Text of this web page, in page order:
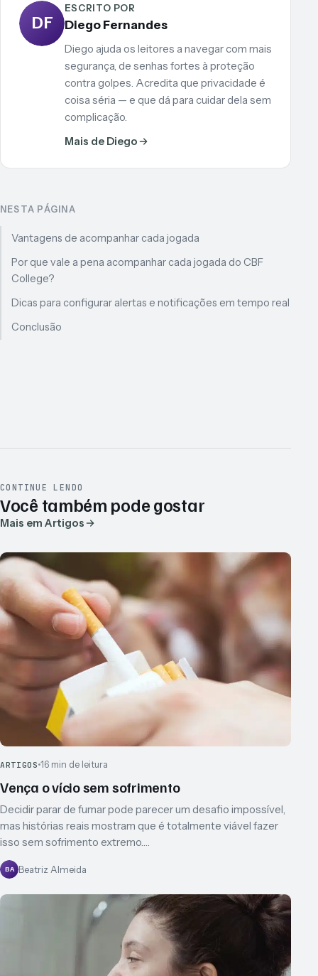
DF
ESCRITO POR
Diego Fernandes
Diego ajuda os leitores a navegar com mais
segurança, de senhas fortes à proteção
contra golpes. Acredita que privacidade é
coisa séria — e que dá para cuidar dela sem
complicação.
Mais de Diego
NESTA PÁGINA
Vantagens de acompanhar cada jogada
Por que vale a pena acompanhar cada jogada do CBF
College?
Dicas para configurar alertas e notificações em tempo real
Conclusão
CONTINUE LENDO
Você também pode gostar
Mais em Artigos
ARTIGOS 16 min de leitura
Vença o vício sem sofrimento
Decidir parar de fumar pode parecer um desafio impossível,
mas histórias reais mostram que é totalmente viável fazer
isso sem sofrimento extremo.…
BA Beatriz Almeida